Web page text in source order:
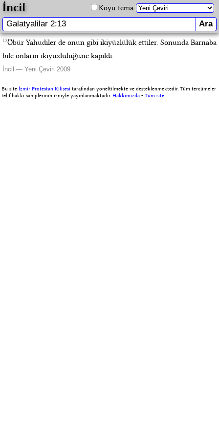
İncil Koyu tema
13Öbür Yahudiler de onun gibi ikiyüzlülük ettiler. Sonunda Barnaba
bile onların ikiyüzlülüğüne kapıldı.
İncil — Yeni Çeviri 2009
Bu site İzmir Protestan Kilisesi tarafından yöneltilmekte ve desteklenmektedir. Tüm tercümeler
telif hakkı sahiplerinin izniyle yayınlanmaktadır. Hakkımızda -Tüm site